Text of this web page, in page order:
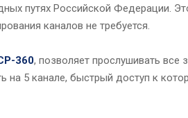
путях Российской Федерации.
каналов не требуется.
360, позволяет прослушивать все
на 5 канале, быстрый доступ к